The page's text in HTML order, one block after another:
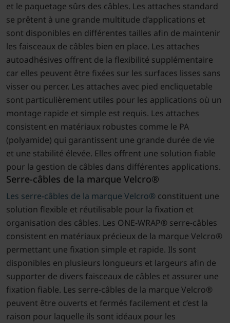
et le paquetage sûrs des câbles. Les attaches standard
se prêtent à une grande multitude d’applications et
sont disponibles en différentes tailles afin de maintenir
les faisceaux de câbles bien en place. Les attaches
autoadhésives offrent de la flexibilité supplémentaire
car elles peuvent être fixées sur les surfaces lisses sans
visser ou percer. Les attaches avec pied encliquetable
sont particulièrement utiles pour les applications où un
montage rapide et simple est requis. Les attaches
consistent en matériaux robustes comme le PA
(polyamide) qui garantissent une grande durée de vie
et une stabilité élevée. Elles offrent une solution fiable
pour la gestion de câbles dans différentes applications.
Serre-câbles de la marque Velcro®
Les serre-câbles de la marque Velcro®constituent une
solution flexible et réutilisable pour la fixation et
organisation des câbles. Les ONE-WRAP® serre-câbles
consistent en matériaux précieux de la marque Velcro®
permettant une fixation simple et rapide. Ils sont
disponibles en plusieurs longueurs et largeurs afin de
supporter de divers faisceaux de câbles et assurer une
fixation fiable. Les serre-câbles de la marque Velcro®
peuvent être ouverts et fermés facilement et c’est la
raison pour laquelle ils sont idéaux pour les